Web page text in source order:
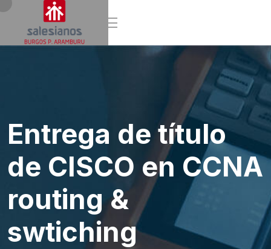
Entrega de título
de CISCO en CCNA
routing &
swtiching